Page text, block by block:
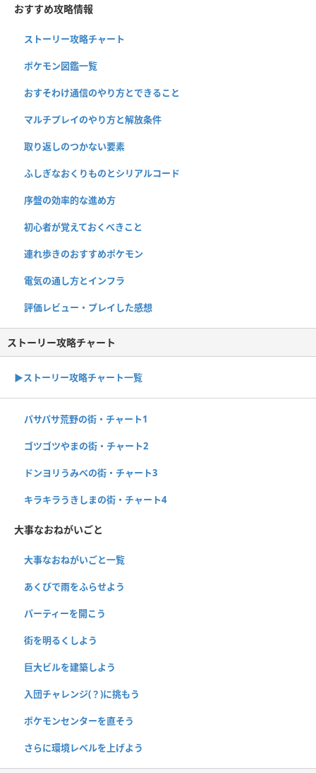
おすすめ攻略情報
ストーリー攻略チャート
ポケモン図鑑一覧
おすそわけ通信のやり方とできること
マルチプレイのやり方と解放条件
取り返しのつかない要素
ふしぎなおくりものとシリアルコード
序盤の効率的な進め方
初心者が覚えておくべきこと
連れ歩きのおすすめポケモン
電気の通し方とインフラ
評価レビュー・プレイした感想
ストーリー攻略チャート
▶ストーリー攻略チャート一覧
パサパサ荒野の街・チャート1
ゴツゴツやまの街・チャート2
ドンヨリうみべの街・チャート3
キラキラうきしまの街・チャート4
大事なおねがいごと
大事なおねがいごと一覧
あくびで雨をふらせよう
パーティーを開こう
街を明るくしよう
巨大ビルを建築しよう
入団チャレンジ(？)に挑もう
ポケモンセンターを直そう
さらに環境レベルを上げよう